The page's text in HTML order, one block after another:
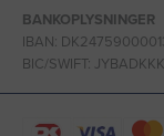
BANKOPLYSNINGER
IBAN:
BIC/SWIFT: JYBADKKK